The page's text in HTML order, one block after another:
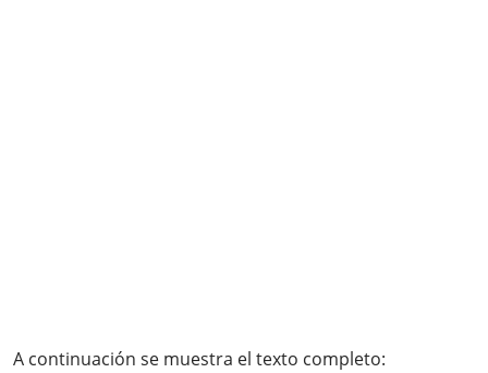
A continuación se muestra el texto completo: